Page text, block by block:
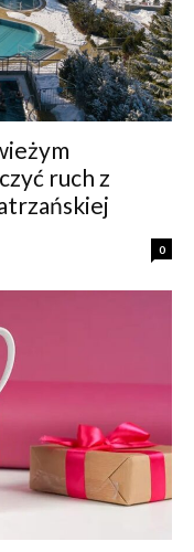
ruch z
0